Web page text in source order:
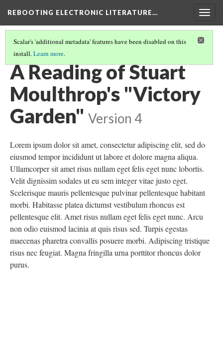
REBOOTING ELECTRONIC LITERATURE…
Scalar's 'additional metadata' features have been disabled on this
install.Learn more.
STUART MOULTHROP'S "VICTORY GARDEN"
A Reading of Stuart
Moulthrop's "Victory
Garden" Version 4
Lorem ipsum dolor sit amet, consectetur adipiscing elit, sed do
eiusmod tempor incididunt ut labore et dolore magna aliqua.
Ullamcorper sit amet risus nullam eget felis eget nunc lobortis.
Velit dignissim sodales ut eu sem integer vitae justo eget.
Scelerisque mauris pellentesque pulvinar pellentesque habitant
morbi. Habitasse platea dictumst vestibulum rhoncus est
pellentesque elit. Amet risus nullam eget felis eget nunc. Arcu
non odio euismod lacinia at quis risus sed. Turpis egestas
maecenas pharetra convallis posuere morbi. Adipiscing tristique
risus nec feugiat. Magna fringilla urna porttitor rhoncus dolor
purus.